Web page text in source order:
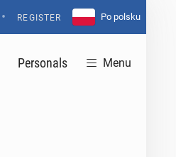
• REGISTER Po polsku
Personals Menu